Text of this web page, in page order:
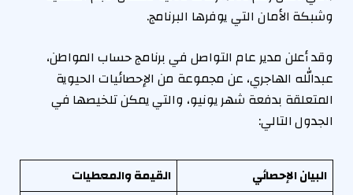
وشبكة الأمان التي يوفرها البرنامج.
وقد أعلن مدير عام التواصل في برنامج حساب المواطن،
عبدالله الهاجري، عن مجموعة من الإحصائيات الحيوية
المتعلقة بدفعة شهر يونيو، والتي يمكن تلخيصها في
الجدول التالي:
البيان الإحصائي
القيمة والمعطيات